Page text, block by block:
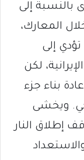
بالنسبة إلى
المعارك،
إلى
لكن
بناء جزء
ويخشى
إطلاق النار